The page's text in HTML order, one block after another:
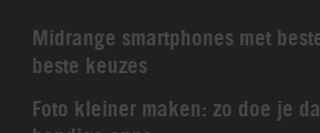
Midrange smartphones met
beste keuzes
Foto kleiner maken: zo doe je